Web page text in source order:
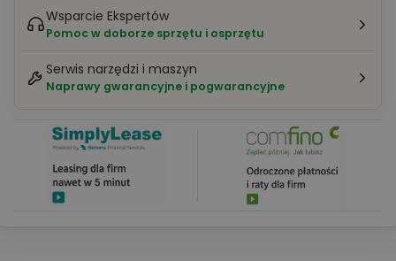
Wsparcie Ekspertów
Pomoc w doborze sprzętu i osprzętu
Serwis narzędzi i maszyn
Naprawy gwarancyjne i pogwarancyjne